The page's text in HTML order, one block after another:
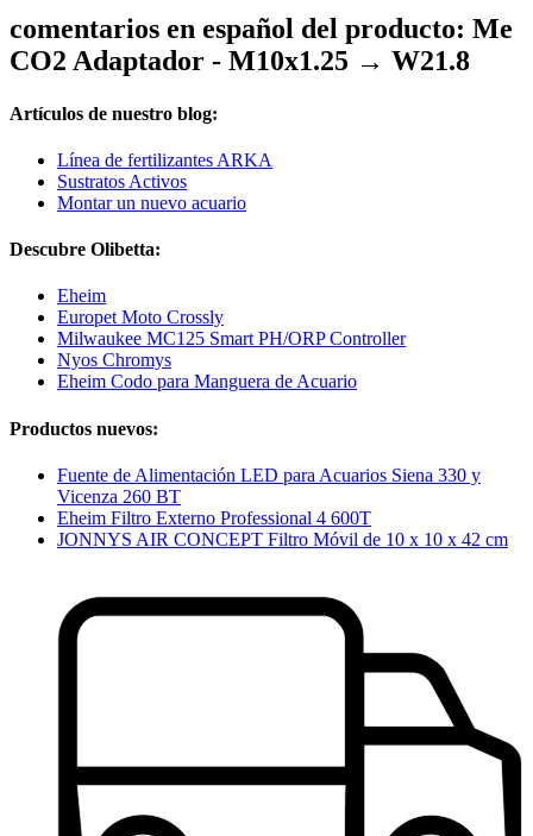
comentarios en español del producto: Me
CO2 Adaptador - M10x1.25 → W21.8
Artículos de nuestro blog:
Línea de fertilizantes ARKA
Sustratos Activos
Montar un nuevo acuario
Descubre Olibetta:
Eheim
Europet Moto Crossly
Milwaukee MC125 Smart PH/ORP Controller
Nyos Chromys
Eheim Codo para Manguera de Acuario
Productos nuevos:
Fuente de Alimentación LED para Acuarios Siena 330 y
Vicenza 260 BT
Eheim Filtro Externo Professional 4 600T
JONNYS AIR CONCEPT Filtro Móvil de 10 x 10 x 42 cm